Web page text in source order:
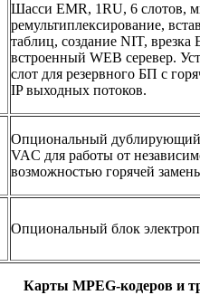
Шасси EMR, 1RU, 6 слотов,
ремультиплексирование,
таблиц, создание NIT,
встроенный WEB серевер.
слот для резервного БП с
IP выходных потоков.
Опциональный дублирующий
VAC для работы от
возможностью горячей
Опциональный блок
Карты MPEG-кодеров и